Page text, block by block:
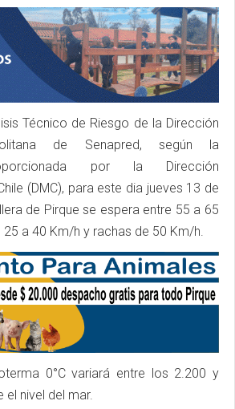
Técnico de Riesgo de la Dirección
de Senapred, según la
por la Dirección
(DMC), para este dia jueves 13 de
de Pirque se espera entre 55 a 65
a 40 Km/h y rachas de 50 Km/h.
0°C variará entre los 2.200 y
nivel del mar.